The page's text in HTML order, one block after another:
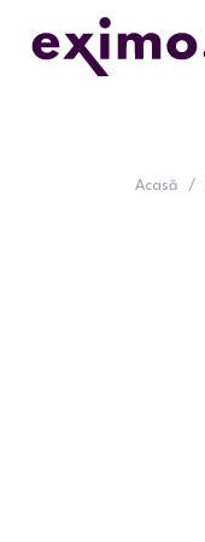
Acasă /